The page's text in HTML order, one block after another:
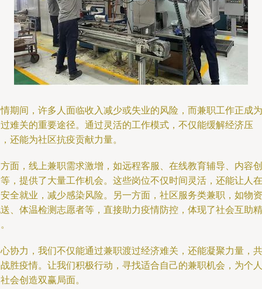
期间，许多人面临收入减少或失业的风险，而兼职工作正成为
难关的重要途径。通过灵活的工作模式，不仅能缓解经济压
还能为社区抗疫贡献力量。
面，线上兼职需求激增，如远程客服、在线教育辅导、内容创
，提供了大量工作机会。这些岗位不仅时间灵活，还能让人在
全就业，减少感染风险。另一方面，社区服务类兼职，如物资
、体温检测志愿者等，直接助力疫情防控，体现了社会互助精
协力，我们不仅能通过兼职渡过经济难关，还能凝聚力量，共
胜疫情。让我们积极行动，寻找适合自己的兼职机会，为个人
会创造双赢局面。